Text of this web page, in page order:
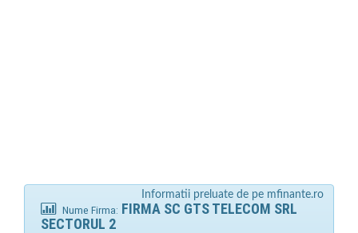
Informatii preluate de pe mfinante.ro
Nume Firma: FIRMA SC GTS TELECOM SRL
SECTORUL 2